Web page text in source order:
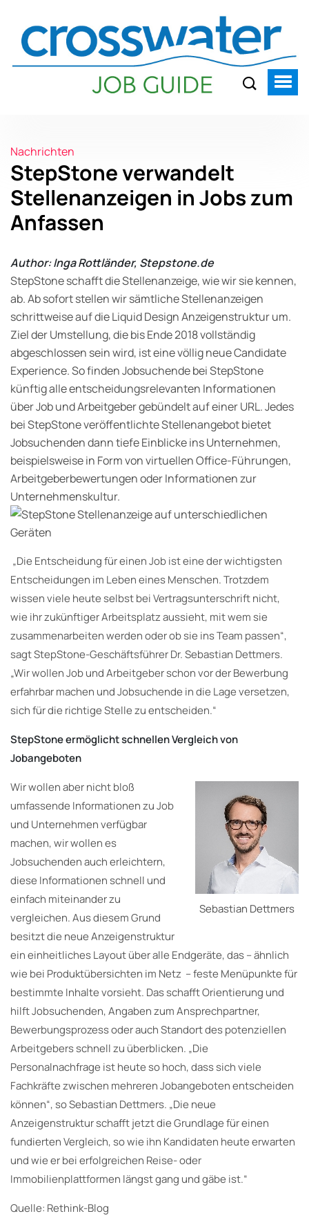
Nachrichten
StepStone verwandelt
Stellenanzeigen in Jobs zum
Anfassen
Author: Inga Rottländer, Stepstone.de
StepStone schafft die Stellenanzeige, wie wir sie kennen,
ab. Ab sofort stellen wir sämtliche Stellenanzeigen
schrittweise auf die Liquid Design Anzeigenstruktur um.
Ziel der Umstellung, die bis Ende 2018 vollständig
abgeschlossen sein wird, ist eine völlig neue Candidate
Experience. So finden Jobsuchende bei StepStone
künftig alle entscheidungsrelevanten Informationen
über Job und Arbeitgeber gebündelt auf einer URL.Jedes
bei StepStone veröffentlichte Stellenangebot bietet
Jobsuchenden dann tiefe Einblicke ins Unternehmen,
beispielsweise in Form von virtuellen Office-Führungen,
Arbeitgeberbewertungen oder Informationen zur
Unternehmenskultur.
„Die Entscheidung für einen Job ist eine der wichtigsten
Entscheidungen im Leben eines Menschen. Trotzdem
wissen viele heute selbst bei Vertragsunterschrift nicht,
wie ihr zukünftiger Arbeitsplatz aussieht, mit wem sie
zusammenarbeiten werden oder ob sie ins Team passen“,
sagt StepStone-Geschäftsführer Dr. Sebastian Dettmers.
„Wir wollen Job und Arbeitgeber schon vor der Bewerbung
erfahrbar machen und Jobsuchende in die Lage versetzen,
sich für die richtige Stelle zu entscheiden.“
StepStone ermöglicht schnellen Vergleich von
Jobangeboten
Sebastian Dettmers
Wir wollen aber nicht bloß
umfassende Informationen zu Job
und Unternehmen verfügbar
machen, wir wollen es
Jobsuchenden auch erleichtern,
diese Informationen schnell und
einfach miteinander zu
vergleichen. Aus diesem Grund
besitzt die neue Anzeigenstruktur
ein einheitliches Layout über alle Endgeräte, das – ähnlich
wie bei Produktübersichten im Netz – feste Menüpunkte für
bestimmte Inhalte vorsieht. Das schafft Orientierung und
hilft Jobsuchenden, Angaben zum Ansprechpartner,
Bewerbungsprozess oder auch Standort des potenziellen
Arbeitgebers schnell zu überblicken. „Die
Personalnachfrage ist heute so hoch, dass sich viele
Fachkräfte zwischen mehreren Jobangeboten entscheiden
können“, so Sebastian Dettmers. „Die neue
Anzeigenstruktur schafft jetzt die Grundlage für einen
fundierten Vergleich, so wie ihn Kandidaten heute erwarten
und wie er bei erfolgreichen Reise- oder
Immobilienplattformen längst gang und gäbe ist.“
Quelle: Rethink-Blog